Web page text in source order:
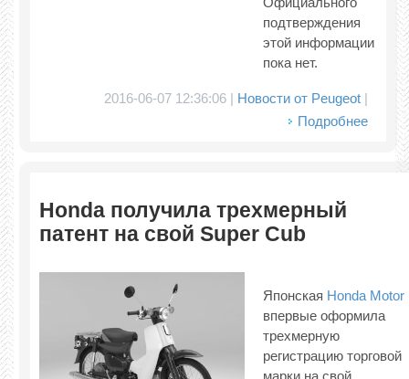
подтверждения
этой информации
пока нет.
2016-06-07 12:36:06 | Новости от Peugeot |
Подробнее
Honda получила трехмерный
патент на свой Super Cub
Японская Honda Motor
впервые оформила
трехмерную
регистрацию торговой
марки на свой